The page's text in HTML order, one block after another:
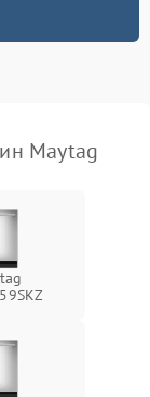
Maytag